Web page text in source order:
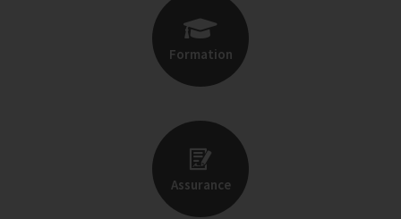
Formation
Assurance